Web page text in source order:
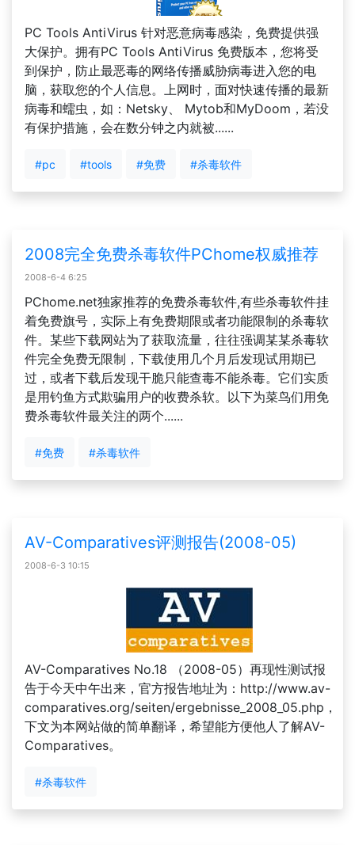
PC Tools AntiVirus 针对恶意病毒感染，免费提供强
大保护。拥有PC Tools AntiVirus 免费版本，您将受
到保护，防止最恶毒的网络传播威胁病毒进入您的电
脑，获取您的个人信息。上网时，面对快速传播的最新
病毒和蠕虫，如：Netsky、 Mytob和MyDoom，若没
有保护措施，会在数分钟之内就被......
#pc #tools #免费 #杀毒软件
2008完全免费杀毒软件PChome权威推荐
2008-6-4 6:25
PChome.net独家推荐的免费杀毒软件,有些杀毒软件挂
着免费旗号，实际上有免费期限或者功能限制的杀毒软
件。某些下载网站为了获取流量，往往强调某某杀毒软
件完全免费无限制，下载使用几个月后发现试用期已
过，或者下载后发现干脆只能查毒不能杀毒。它们实质
是用钓鱼方式欺骗用户的收费杀软。以下为菜鸟们用免
费杀毒软件最关注的两个......
#免费 #杀毒软件
AV-Comparatives评测报告(2008-05)
2008-6-3 10:15
AV-Comparatives No.18 （2008-05）再现性测试报
告于今天中午出来，官方报告地址为：http://www.av-
comparatives.org/seiten/ergebnisse_2008_05.php，
下文为本网站做的简单翻译，希望能方便他人了解AV-
Comparatives。
#杀毒软件